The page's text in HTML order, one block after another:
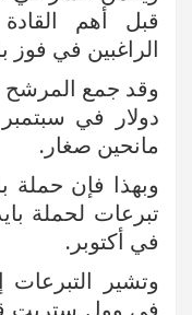
قبل أهم
الراغبين في فوز
مانحين صغار.
وبهذا فإن
في أكتوبر.
وتشير التبرعات